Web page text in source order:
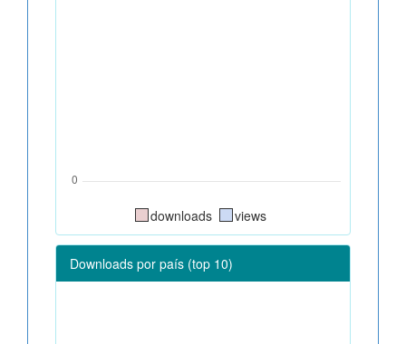
downloads views
Downloads por país (top 10)